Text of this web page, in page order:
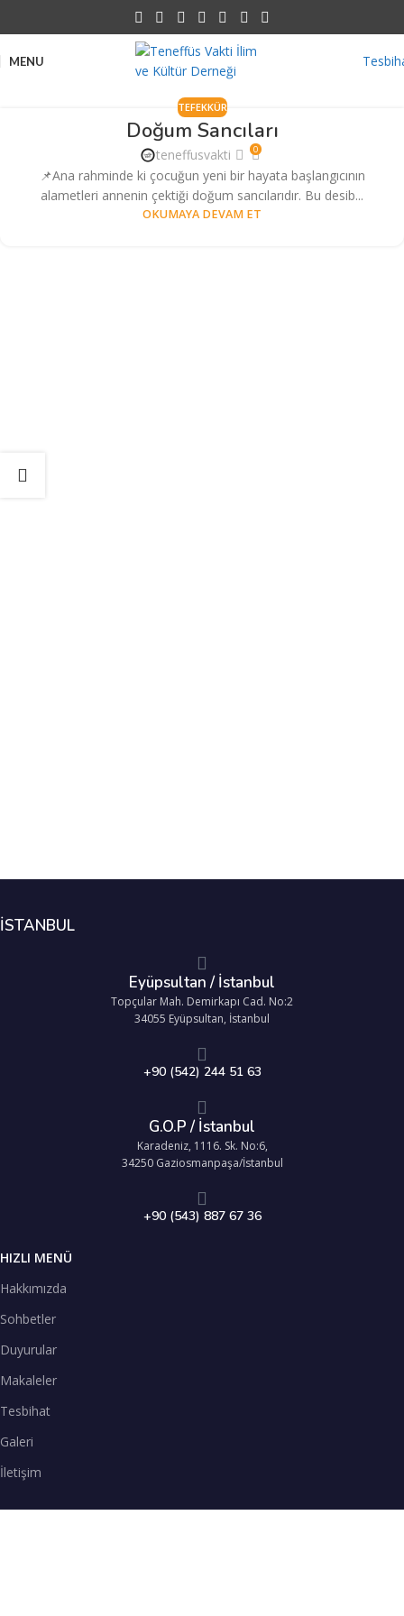
MENU
TEFEKKÜR
Doğum Sancıları
teneffusvakti 0
📌Ana rahminde ki çocuğun yeni bir hayata başlangıcının
alametleri annenin çektiği doğum sancılarıdır. Bu desib...
OKUMAYA DEVAM ET
İSTANBUL
Eyüpsultan / İstanbul
Topçular Mah. Demirkapı Cad. No:2
34055 Eyüpsultan, İstanbul
+90 (542) 244 51 63
G.O.P / İstanbul
Karadeniz, 1116. Sk. No:6,
34250 Gaziosmanpaşa/İstanbul
+90 (543) 887 67 36
HIZLI MENÜ
Hakkımızda
Sohbetler
Duyurular
Makaleler
Tesbihat
Galeri
İletişim